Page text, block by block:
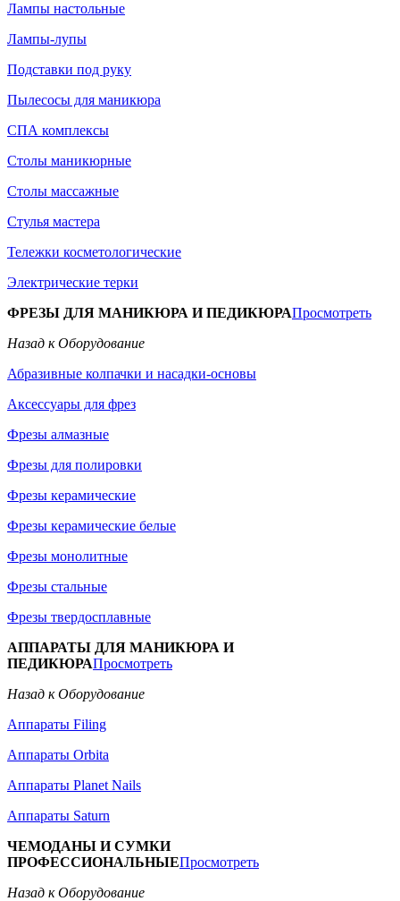
Лампы настольные
Лампы-лупы
Подставки под руку
Пылесосы для маникюра
СПА комплексы
Столы маникюрные
Столы массажные
Стулья мастера
Тележки косметологические
Электрические терки
ФРЕЗЫ ДЛЯ МАНИКЮРА И ПЕДИКЮРАПросмотреть
Назад к Оборудование
Абразивные колпачки и насадки-основы
Аксессуары для фрез
Фрезы алмазные
Фрезы для полировки
Фрезы керамические
Фрезы керамические белые
Фрезы монолитные
Фрезы стальные
Фрезы твердосплавные
АППАРАТЫ ДЛЯ МАНИКЮРА И
ПЕДИКЮРАПросмотреть
Назад к Оборудование
Аппараты Filing
Аппараты Orbita
Аппараты Planet Nails
Аппараты Saturn
ЧЕМОДАНЫ И СУМКИ
ПРОФЕССИОНАЛЬНЫЕПросмотреть
Назад к Оборудование